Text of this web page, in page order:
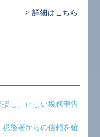
> 詳細はこちら
し、正しい税務申告
務署からの信頼を確